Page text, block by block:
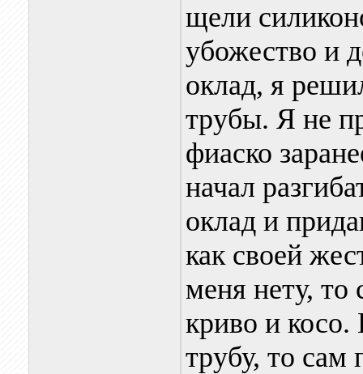
щели
убожество и
оклад, я
трубы. Я не
фиаско
начал
оклад и
как своей
меня нету, то
криво и косо.
трубу, то сам